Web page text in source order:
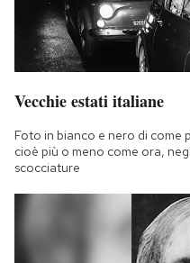
Vecchie estati italiane
Foto in bianco e nero di come
cioè più o meno come ora,
scocciature